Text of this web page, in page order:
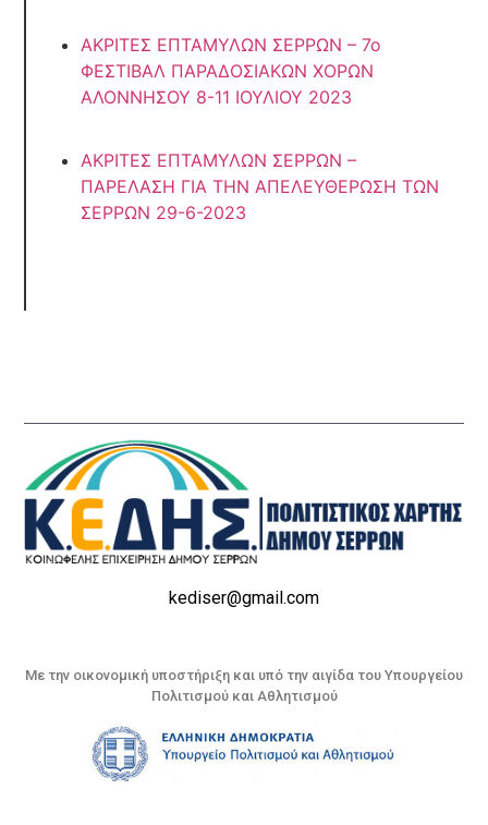
ΑΚΡΙΤΕΣ ΕΠΤΑΜΥΛΩΝ ΣΕΡΡΩΝ – 7ο
ΦΕΣΤΙΒΑΛ ΠΑΡΑΔΟΣΙΑΚΩΝ ΧΟΡΩΝ
ΑΛΟΝΝΗΣΟΥ 8-11 ΙΟΥΛΙΟΥ 2023
ΑΚΡΙΤΕΣ ΕΠΤΑΜΥΛΩΝ ΣΕΡΡΩΝ –
ΠΑΡΕΛΑΣΗ ΓΙΑ ΤΗΝ ΑΠΕΛΕΥΘΕΡΩΣΗ ΤΩΝ
ΣΕΡΡΩΝ 29-6-2023
kediser@gmail.com
Με την οικονομική υποστήριξη και υπό την αιγίδα του Υπουργείου
Πολιτισμού και Αθλητισμού